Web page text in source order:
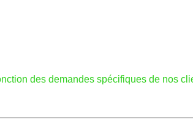
des demandes spécifiques de nos